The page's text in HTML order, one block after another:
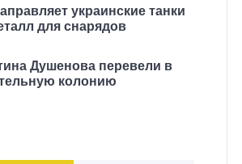
украинские танки
для снарядов
Душенова перевели в
колонию